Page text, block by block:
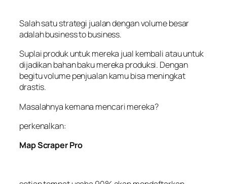
Salah satu strategi jualan dengan volume besar
adalah business to business.
Suplai produk untuk mereka juaI kembali atau untuk
dijadikan bahan baku mereka produksi. Dengan
begitu volume penjualan kamu bisa meningkat
drastis.
Masalahnya kemana mencari mereka?
perkenalkan:
Map Scraper Pro